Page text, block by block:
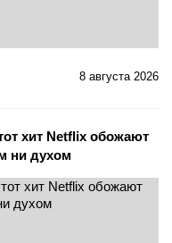
8 августа 2026
хит Netflix обожают
ни духом